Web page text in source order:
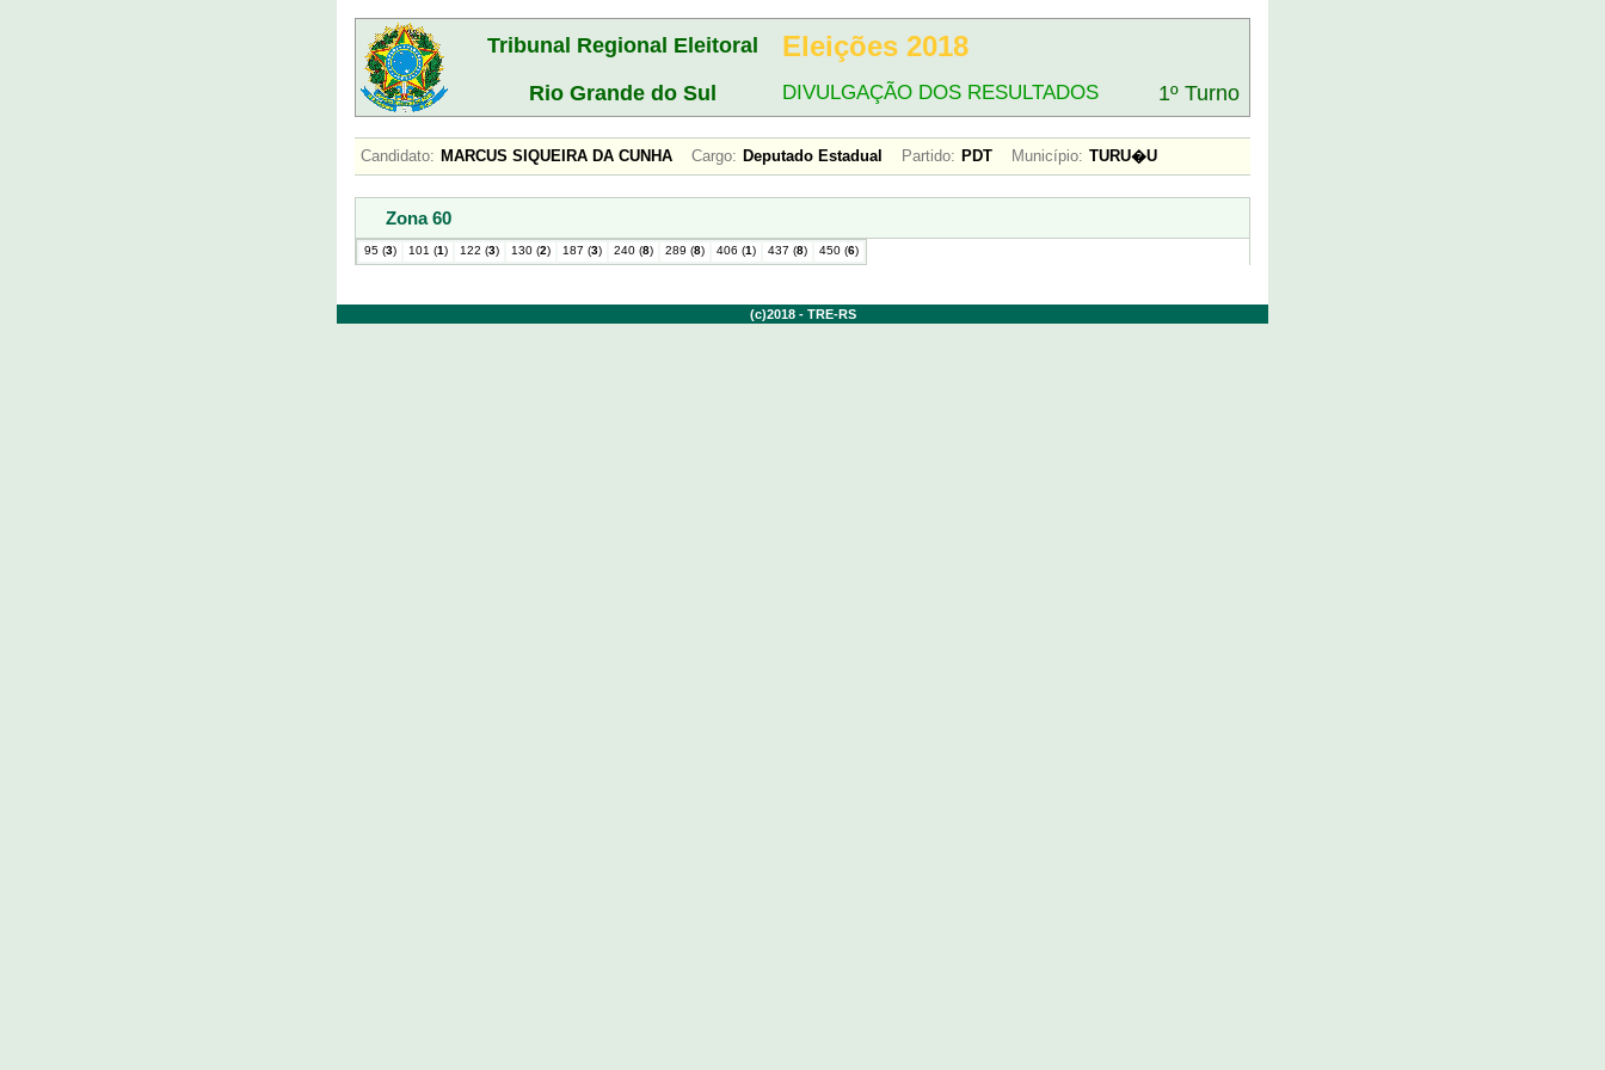
Tribunal Regional Eleitoral Eleições 2018
Rio Grande do Sul DIVULGAÇÃO DOS RESULTADOS 1º Turno
Candidato: MARCUS SIQUEIRA DA CUNHA Cargo: Deputado Estadual Partido: PDT Município: TURU�U
Zona 60
95 (3) 101 (1) 122 (3) 130 (2) 187 (3) 240 (8) 289 (8) 406 (1) 437 (8) 450 (6)
(c)2018 - TRE-RS